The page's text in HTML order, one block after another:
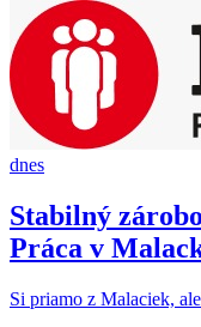
dnes
Stabilný
Práca v
Si priamo z Malaciek,